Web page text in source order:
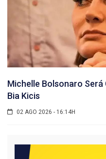
Michelle Bolsonaro Será
Bia Kicis
02 AGO 2026 - 16:14H